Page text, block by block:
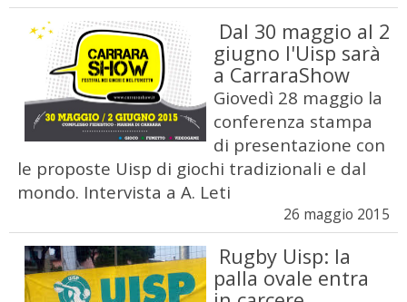
Dal 30 maggio al 2
giugno l'Uisp sarà
a CarraraShow
Giovedì 28 maggio la
conferenza stampa
di presentazione con
le proposte Uisp di giochi tradizionali e dal
mondo. Intervista a A. Leti
26 maggio 2015
Rugby Uisp: la
palla ovale entra